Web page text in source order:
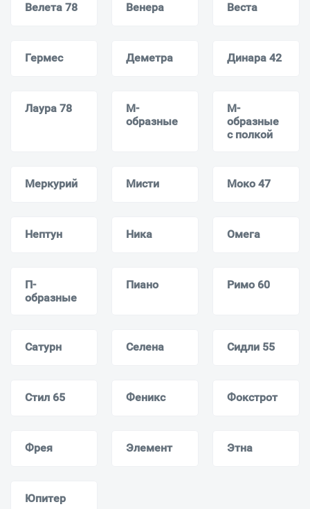
Велета 78 Венера Веста
Гермес Деметра Динара 42
Лаура 78
М-
образные
М-
образные
с полкой
Меркурий Мисти Моко 47
Нептун Ника Омега
П-
образные
Пиано Римо 60
Сатурн Селена Сидли 55
Стил 65 Феникс Фокстрот
Фрея Элемент Этна
Юпитер